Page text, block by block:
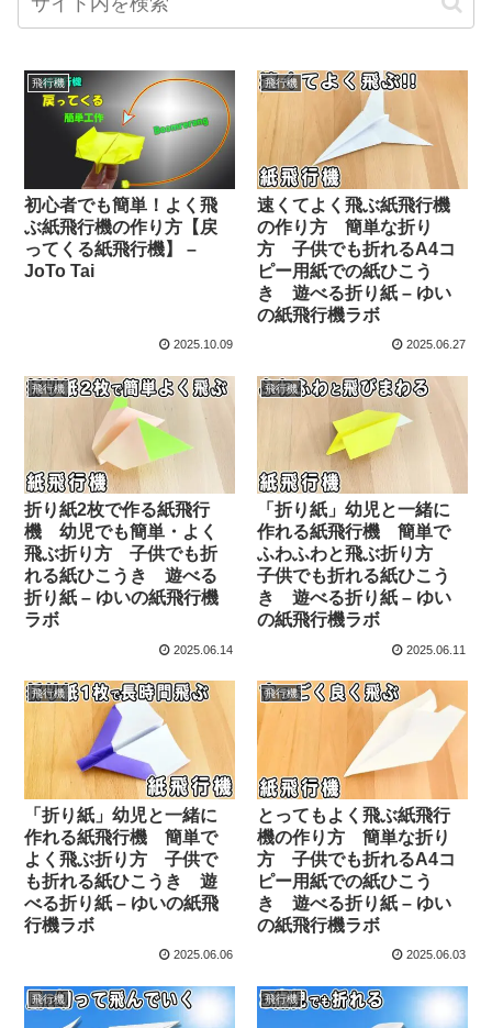
飛行機
初心者でも簡単！よく飛
ぶ紙飛行機の作り方【戻
ってくる紙飛行機】 –
JoTo Tai
2025.10.09
飛行機
速くてよく飛ぶ紙飛行機
の作り方 簡単な折り
方 子供でも折れるA4コ
ピー用紙での紙ひこう
き 遊べる折り紙 – ゆい
の紙飛行機ラボ
2025.06.27
飛行機
折り紙2枚で作る紙飛行
機 幼児でも簡単・よく
飛ぶ折り方 子供でも折
れる紙ひこうき 遊べる
折り紙 – ゆいの紙飛行機
ラボ
2025.06.14
飛行機
「折り紙」幼児と一緒に
作れる紙飛行機 簡単で
ふわふわと飛ぶ折り方
子供でも折れる紙ひこう
き 遊べる折り紙 – ゆい
の紙飛行機ラボ
2025.06.11
飛行機
「折り紙」幼児と一緒に
作れる紙飛行機 簡単で
よく飛ぶ折り方 子供で
も折れる紙ひこうき 遊
べる折り紙 – ゆいの紙飛
行機ラボ
2025.06.06
飛行機
とってもよく飛ぶ紙飛行
機の作り方 簡単な折り
方 子供でも折れるA4コ
ピー用紙での紙ひこう
き 遊べる折り紙 – ゆい
の紙飛行機ラボ
2025.06.03
飛行機 飛行機